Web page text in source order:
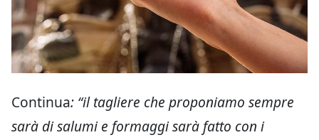
Continua: “il tagliere che proponiamo sempre
sarà di salumi e formaggi sarà fatto con i